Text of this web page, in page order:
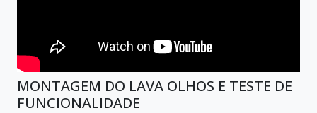
MONTAGEM DO LAVA OLHOS E TESTE DE
FUNCIONALIDADE